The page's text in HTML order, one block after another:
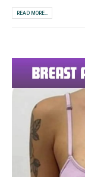
READ MORE...